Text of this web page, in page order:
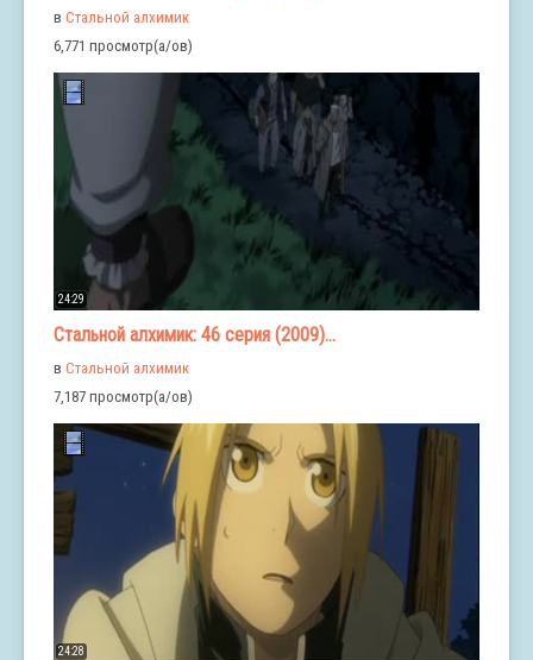
в Стальной алхимик
6,771 просмотр(а/ов)
24:29
Стальной алхимик: 46 серия (2009)...
в Стальной алхимик
7,187 просмотр(а/ов)
24:28